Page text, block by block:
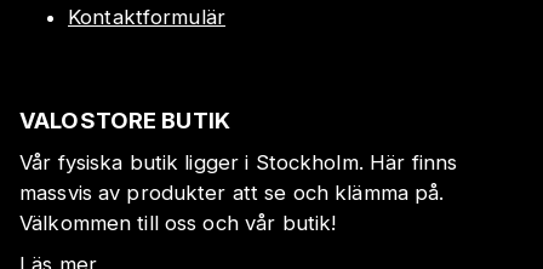
Kontaktformulär
VALOSTORE BUTIK
Vår fysiska butik ligger i Stockholm. Här finns
massvis av produkter att se och klämma på.
Välkommen till oss och vår butik!
Läs mer